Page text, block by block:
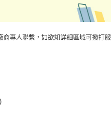
專人聯繫，如欲知詳細區域可撥打